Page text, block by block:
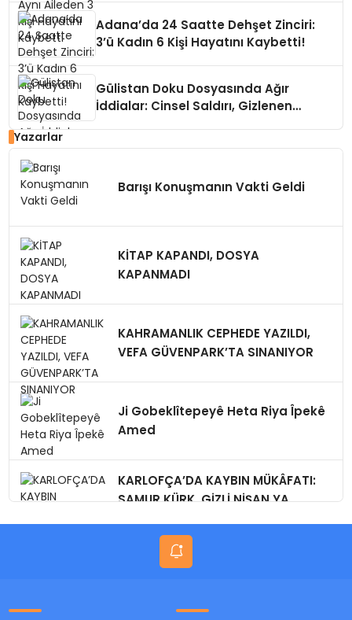
Adana’da 24 Saatte Dehşet Zinciri:
3’ü Kadın 6 Kişi Hayatını Kaybetti!
Gülistan Doku Dosyasında Ağır
İddialar: Cinsel Saldırı, Gizlenen
Yazarlar
Barışı Konuşmanın Vakti Geldi
KİTAP KAPANDI, DOSYA
KAPANMADI
KAHRAMANLIK CEPHEDE YAZILDI,
VEFA GÜVENPARK’TA SINANIYOR
Ji Gobeklîtepeyê Heta Riya Îpekê
Amed
KARLOFÇA’DA KAYBIN MÜKÂFATI:
SAMUR KÜRK, GİZLİ NİŞAN,YA